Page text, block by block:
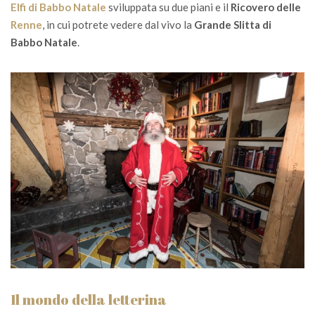
Elfi di Babbo Natale sviluppata su due piani e il Ricovero delle
Renne, in cui potrete vedere dal vivo la Grande Slitta di
Babbo Natale.
Il mondo della letterina